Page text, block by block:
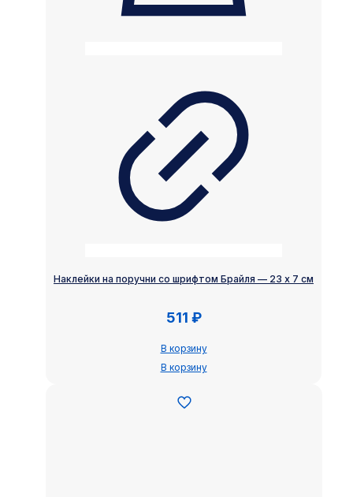
Наклейки на поручни со шрифтом Брайля — 23 х 7 см
511 ₽
В корзину
В корзину